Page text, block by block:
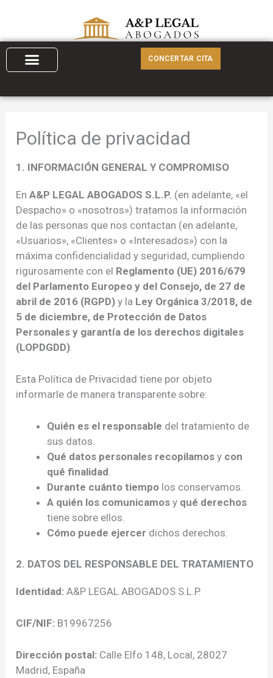
contenido
CONCERTAR CITA
Política de privacidad
1. INFORMACIÓN GENERAL Y COMPROMISO
EnA&P LEGAL ABOGADOS S.L.P. (en adelante, «el
Despacho» o «nosotros») tratamos la información
de las personas que nos contactan (en adelante,
«Usuarios», «Clientes» o «Interesados») con la
máxima confidencialidad y seguridad, cumpliendo
rigurosamente con el Reglamento (UE) 2016/679
del Parlamento Europeo y del Consejo, de 27 de
abril de 2016 (RGPD) y la Ley Orgánica 3/2018, de
5 de diciembre, de Protección de Datos
Personales y garantía de los derechos digitales
(LOPDGDD).
Esta Política de Privacidad tiene por objeto
informarle de manera transparente sobre:
Quién es el responsable del tratamiento de
sus datos.
Qué datos personales recopilamos y con
qué finalidad.
Durante cuánto tiempo los conservamos.
A quién los comunicamos y qué derechos
tiene sobre ellos.
Cómo puede ejercer dichos derechos.
2. DATOS DEL RESPONSABLE DEL TRATAMIENTO
Identidad: A&P LEGAL ABOGADOS S.L.P.
CIF/NIF: B19967256
Dirección postal: Calle Elfo 148, Local, 28027
Madrid, España